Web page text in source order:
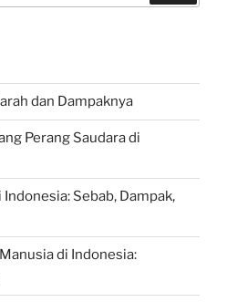
dan Dampaknya
Perang Saudara di
Sebab, Dampak,
di Indonesia: